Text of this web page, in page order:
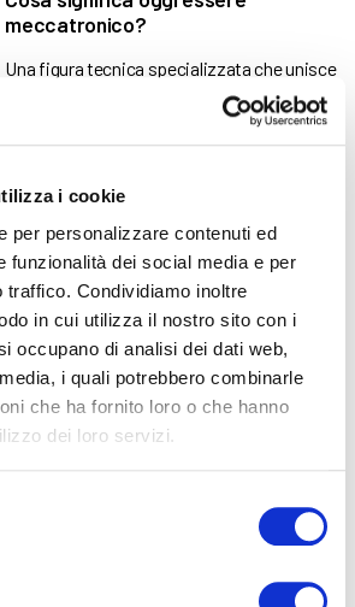
i cookie
per personalizzare contenuti ed
funzionalità dei social media e per
traffico. Condividiamo inoltre
in cui utilizza il nostro sito con i
occupano di analisi dei dati web,
i quali potrebbero combinarle
che ha fornito loro o che hanno
dei loro servizi.
meccatronico?
Una figura tecnica specializzata che unisce
meccanica, elettronica e coding
Partecipa alla Lega ABF del
Fantasanremo 2026: premi e
divertimento ti aspettano!
Vivi il Festival di Sanremo in modo unico con
la
I tirocini all’estero ABF per lo sviluppo